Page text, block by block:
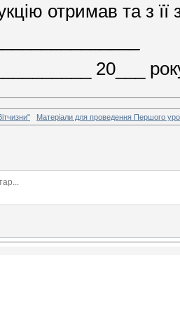
отримав та з її
20___
Матеріали для проведення Першого